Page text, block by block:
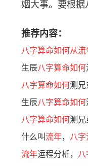
姻大事。要根据
推荐内容：
八字算命如何从
生辰八字算命如何
八字算命如何测兄
生辰八字算命如何
八字算命如何测兄
什么叫流年， 八
流年运程分析， 八